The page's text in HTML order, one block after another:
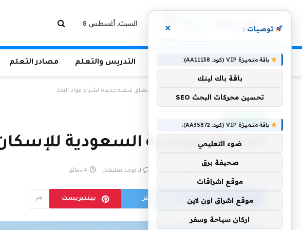
السبت, أغسطس 8
الرئيسية منوعات التعليم التدريس والتعلم مصادر التعلم
الشركة الوطنية السعودية للإسكان تطلق منصة جديدة لشراء مواد البناء
الشركة الوطنية السعودية
لا توجد تعليقات 4 دقائق
فيسبوك تويتر بينتيريست
توصيات : ×
باقة متميزة VIP (كود: AA11138):
باقة باك لينك
تحسين محركات البحث SEO
باقة متميزة VIP (كود: AA35872):
ضوء التعليمي
صحيفة برق
موقع اشراقات
موقع اشراق اون لاين
اركان سياحة وسفر